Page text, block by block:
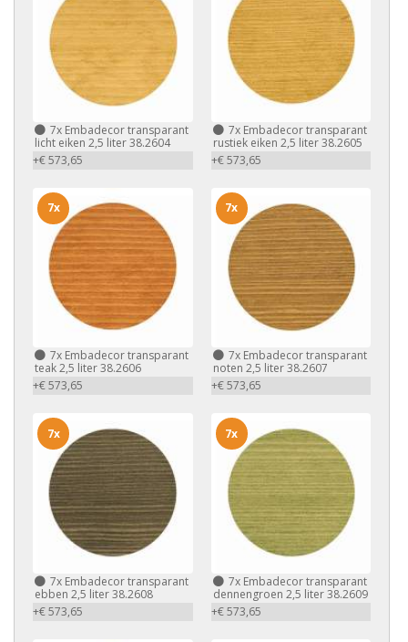
7x Embadecor transparant
licht eiken 2,5 liter 38.2604
+€ 573,65
7xEmbadecor transparant
rustiek eiken 2,5 liter 38.2605
+€ 573,65
7x Embadecor transparant
teak 2,5 liter 38.2606
+€ 573,65
7x
7xEmbadecor transparant
noten 2,5 liter 38.2607
+€ 573,65
7x
7x Embadecor transparant
ebben 2,5 liter 38.2608
+€ 573,65
7x
7xEmbadecor transparant
dennengroen 2,5 liter 38.2609
+€ 573,65
7x